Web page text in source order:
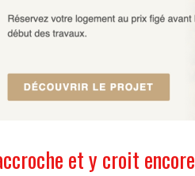
et y croit encore